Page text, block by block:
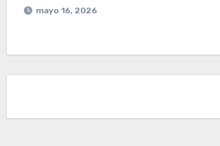
mayo 16, 2026